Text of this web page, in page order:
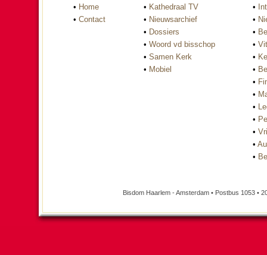
• Home
• Contact
• Kathedraal TV
• Nieuwsarchief
• Dossiers
• Woord vd bisschop
• Samen Kerk
• Mobiel
•
•
•
•
•
•
•
•
•
•
•
•
•
Bisdom Haarlem - Amsterdam • Postbus 1053 •